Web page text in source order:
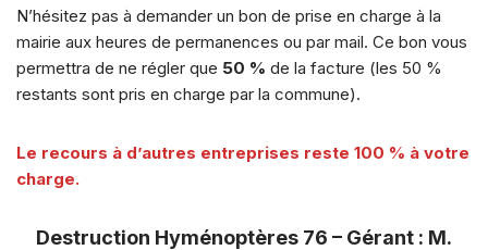
N’hésitez pas à demander un bon de prise en charge à la
mairie aux heures de permanences ou par mail. Ce bon vous
permettra de ne régler que 50 % de la facture (les 50 %
restants sont pris en charge par la commune).
Le recours à d’autres entreprises reste 100 % à votre
charge.
Destruction Hyménoptères 76 – Gérant : M.